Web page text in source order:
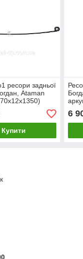
ресори задньої
Ataman
(пр-во RIDER)
Купити
6